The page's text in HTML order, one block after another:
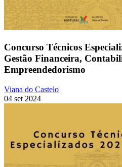
Concurso Técnicos
Gestão Financeira,
Empreendedorismo
Viana do Castelo
04 set 2024